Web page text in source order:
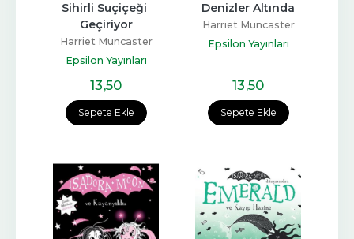
Sepete Ekle
Sihirli Suçiçeği
Geçiriyor
Harriet Muncaster
Epsilon Yayınları
13,50
Sepete Ekle
Denizler Altında
Harriet Muncaster
Epsilon Yayınları
13,50